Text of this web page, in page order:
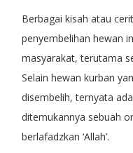
Berbagai kisah atau
penyembelihan hewan
masyarakat, terutama
Selain hewan kurban
disembelih, ternyata
ditemukannya sebuah
berlafadzkan ‘Allah’.